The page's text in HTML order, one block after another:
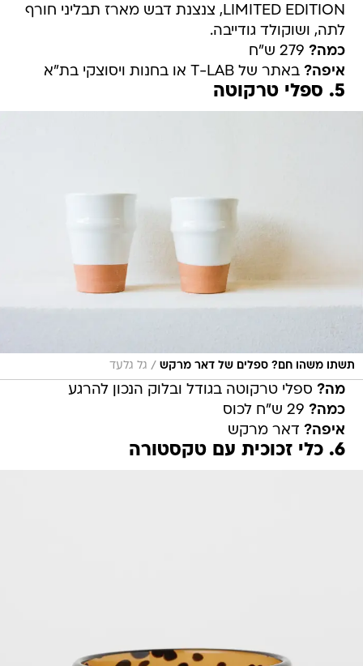
LIMITED EDITION, צנצנת דבש מארז תבליני חורף
לתה, ושוקולד גודייבה.
כמה?
איפה? באתר של T-LAB או בחנות ויסוצקי בת"א
5. ספלי טרקוטה
תשתו משהו חם? ספלים של דאר מרקש / גל גלעד
מה? ספלי טרקוטה בגודל ובלוק הנכון להרגע
כמה?
איפה? דאר מרקש
6. כלי זכוכית עם טקסטורה